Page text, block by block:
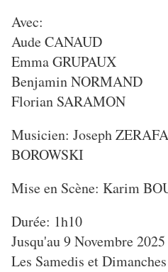
Avec:
Aude CANAUD
Emma GRUPAUX
Benjamin NORMAND
Florian SARAMON
Musicien: Joseph
BOROWSKI
Mise en Scène: Karim
Durée: 1h10
Jusqu'au 9 Novembre 2025
Les Samedis et